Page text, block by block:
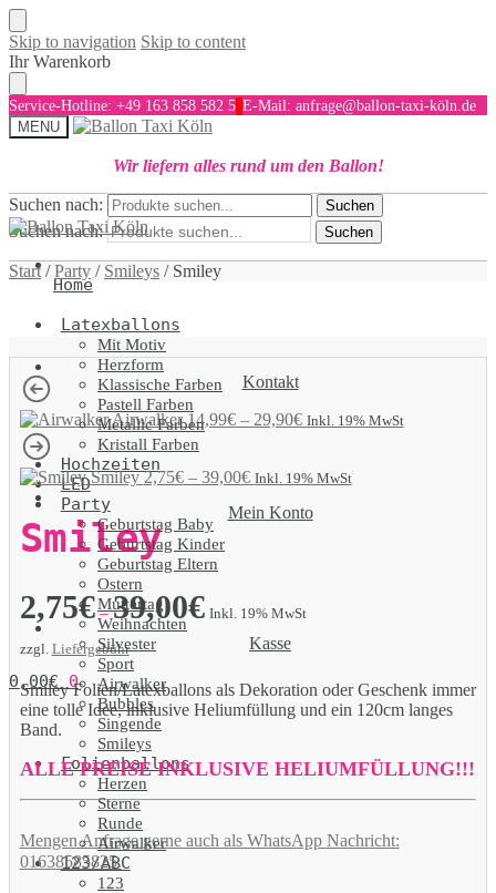
Skip to navigation Skip to content
Ihr Warenkorb
Service-Hotline: +49 163 858 582 5 E-Mail: anfrage@ballon-taxi-köln.de
MENU
Wir liefern alles rund um den Ballon!
Suchen nach: Suchen
Kontakt
Mein Konto
Kasse
0,00€ 0
Suchen nach: Suchen
Home
Latexballons
Mit Motiv
Herzform
Klassische Farben
Pastell Farben
Metallic Farben
Kristall Farben
Hochzeiten
LED
Party
Geburtstag Baby
Geburtstag Kinder
Geburtstag Eltern
Ostern
Muttertag
Weihnachten
Silvester
Sport
Airwalker
Bubbles
Singende
Smileys
Folienballons
Herzen
Sterne
Runde
Airwalker
123/ABC
123
Start /Party / Smileys / Smiley
Airwalker 14,99€– 29,90€ Inkl. 19% MwSt
Smiley 2,75€– 39,00€ Inkl. 19% MwSt
Smiley
2,75€–39,00€ Inkl. 19% MwSt
zzgl. Liefergebühr
Smiley Folien/Latexballons als Dekoration oder Geschenk immer
eine tolle Idee, inklusive Heliumfüllung und ein 120cm langes
Band.
ALLE PREISE INKLUSIVE HELIUMFÜLLUNG!!!
Mengen Anfrage gerne auch als WhatsApp Nachricht:
01638585825.